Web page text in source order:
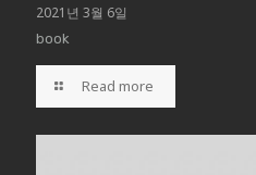
2021년 3월 6일
book
Read more